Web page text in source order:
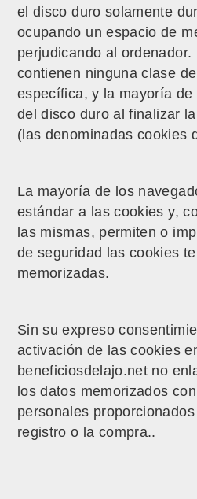
el disco duro solamente
ocupando un espacio de
perjudicando al ordenador.
contienen ninguna clase
específica, y la mayoría
del disco duro al finalizar
(las denominadas cookies
La mayoría de los
estándar a las cookies y,
las mismas, permiten o
de seguridad las cookies
memorizadas.
Sin su expreso
activación de las cookies
beneficiosdelajo.net no
los datos memorizados
personales
registro o la compra..